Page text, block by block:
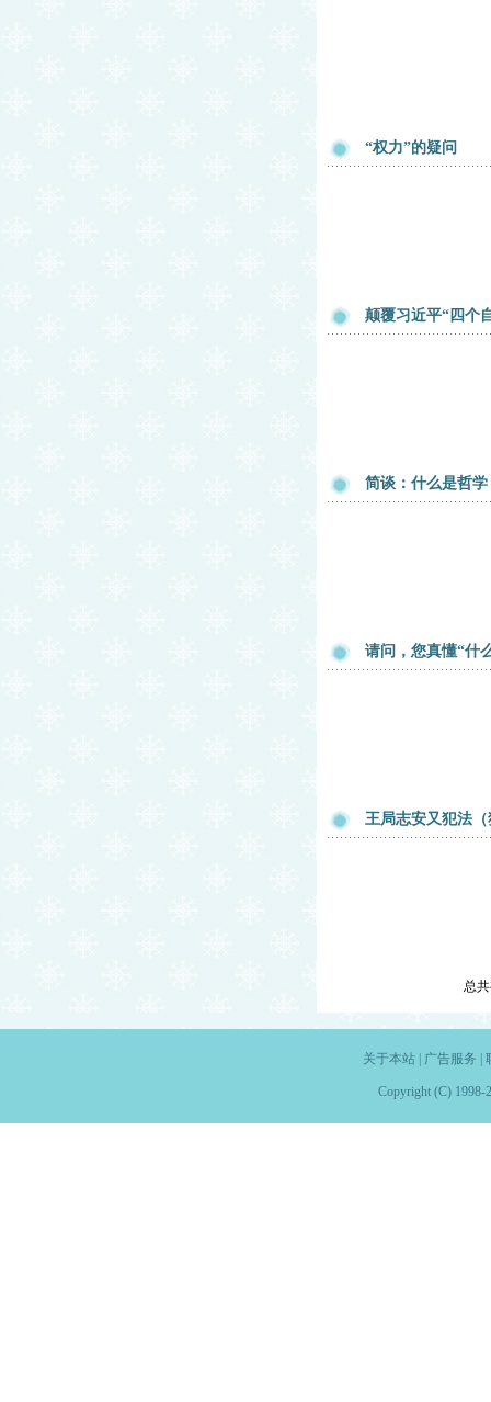
“权力”的疑问
颠覆习近平“四个
简谈：什么是哲学
请问，您真懂“什
王局志安又犯法
总
关于本站| 广告服务
Copyright (C) 1998-